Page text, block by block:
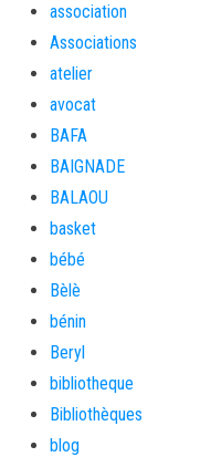
association
Associations
atelier
avocat
BAFA
BAIGNADE
BALAOU
basket
bébé
Bèlè
bénin
Beryl
bibliotheque
Bibliothèques
blog